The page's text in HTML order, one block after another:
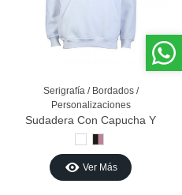
Serigrafía / Bordados /
Personalizaciones
Sudadera Con Capucha Y
Canguro JOYLU 115 BASIC
Ver Más